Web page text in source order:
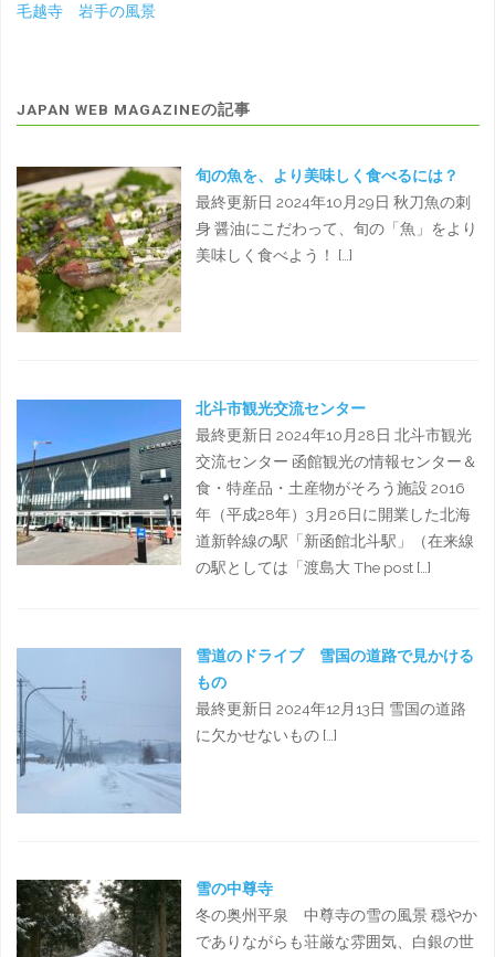
毛越寺 岩手の風景
JAPAN WEB MAGAZINEの記事
旬の魚を、より美味しく食べるには？
最終更新日 2024年10月29日 秋刀魚の刺
身 醤油にこだわって、旬の「魚」をより
美味しく食べよう！ […]
北斗市観光交流センター
最終更新日 2024年10月28日 北斗市観光
交流センター 函館観光の情報センター＆
食・特産品・土産物がそろう施設 2016
年（平成28年）3月26日に開業した北海
道新幹線の駅「新函館北斗駅」（在来線
の駅としては「渡島大 The post […]
雪道のドライブ 雪国の道路で見かける
もの
最終更新日 2024年12月13日 雪国の道路
に欠かせないもの […]
雪の中尊寺
冬の奥州平泉 中尊寺の雪の風景 穏やか
でありながらも荘厳な雰囲気、白銀の世